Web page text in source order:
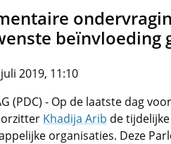
beïnvloeding
2019, 11:10
(PDC) - Op de laatste dag
Khadija Arib de
organisaties. Deze